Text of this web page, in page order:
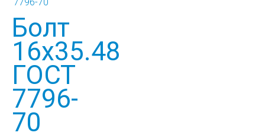
Болт
16х35.48
ГОСТ
7796-
70